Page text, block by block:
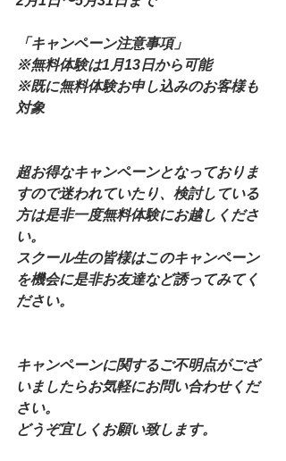
「キャンペーン注意事項」
※無料体験は1月13日から可能
※既に無料体験お申し込みのお客様も
対象
超お得なキャンペーンとなっておりま
すので迷われていたり、検討している
方は是非一度無料体験にお越しくださ
い。
スクール生の皆様はこのキャンペーン
を機会に是非お友達など誘ってみてく
ださい。
キャンペーンに関するご不明点がござ
いましたらお気軽にお問い合わせくだ
さい。
どうぞ宜しくお願い致します。